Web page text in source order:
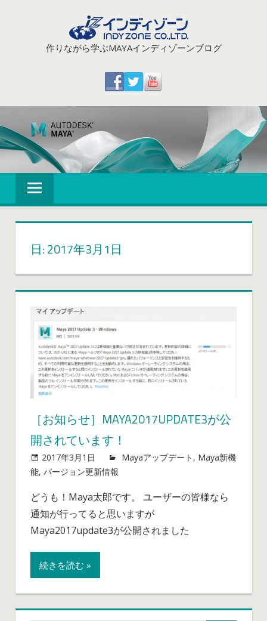
キ
ッ
作りながら学ぶMAYAインディゾーンブログ
日: 2017年3月1日
［お知らせ］MAYA2017UPDATE3が公
開されています！
2017年3月1日 mayablog
Mayaアップデート , Maya新機
能, バージョン更新情報
ら
せ］
Maya2017update3
て
どうも！Maya太郎です。 ユーザーの皆様なら
通知が行ってると思いますが
Maya2017update3が公開されました
続きを読む »